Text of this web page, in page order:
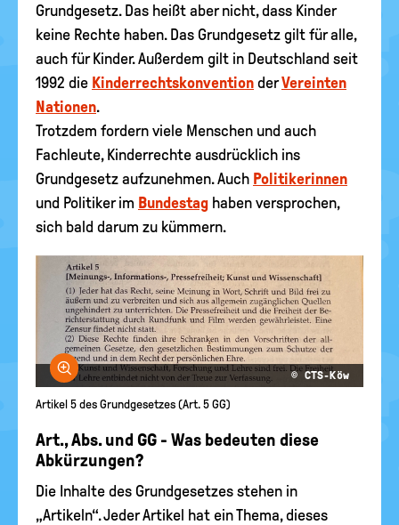
Grundgesetz. Das heißt aber nicht, dass Kinder
keine Rechte haben. Das Grundgesetz gilt für alle,
auch für Kinder. Außerdem gilt in Deutschland seit
1992 die Kinderrechtskonvention derVereinten
Nationen.
Trotzdem fordern viele Menschen und auch
Fachleute, Kinderrechte ausdrücklich ins
Grundgesetz aufzunehmen. Auch Politikerinnen
und Politiker im Bundestag haben versprochen,
sich bald darum zu kümmern.
Bild vergrößern
© CTS-Köw
Artikel 5 des Grundgesetzes (Art. 5 GG)
Art., Abs. und GG - Was bedeuten diese
Abkürzungen?
Die Inhalte des Grundgesetzes stehen in
„Artikeln“. Jeder Artikel hat ein Thema, dieses